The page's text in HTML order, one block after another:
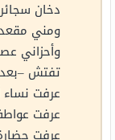
دخان
ومني
وأحزاني
تفتش
عرفت نساء
عرفت
عرفت